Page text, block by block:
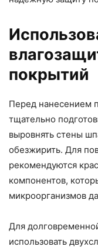
покрытий
Перед нанесением
тщательно
выровнять стены
обезжирить. Для
рекомендуются
компонентов,
микроорганизмов
Для
использовать